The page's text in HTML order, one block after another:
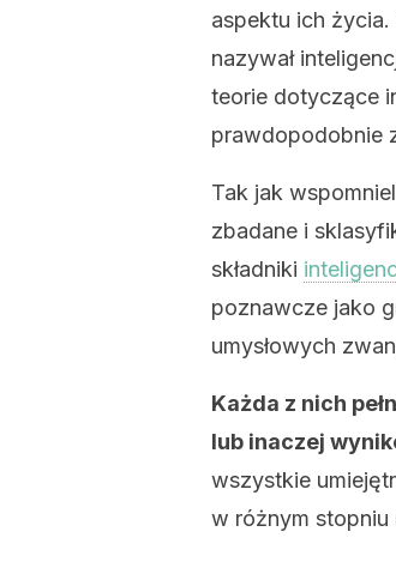
aspektu ich
nazywał
teorie dotyczące
prawdopodobnie
Tak jak
zbadane i
składniki
poznawcze jako
umysłowych
Każda z nich
lub inaczej
wszystkie
w różnym stopniu